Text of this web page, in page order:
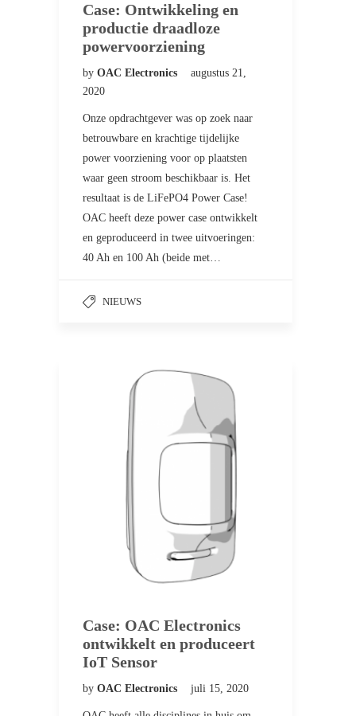
Case: Ontwikkeling en
productie draadloze
powervoorziening
by OAC Electronics
augustus 21,
2020
Onze opdrachtgever was op zoek naar
betrouwbare en krachtige tijdelijke
power voorziening voor op plaatsten
waar geen stroom beschikbaar is. Het
resultaat is de LiFePO4 Power Case!
OAC heeft deze power case ontwikkelt
en geproduceerd in twee uitvoeringen:
40 Ah en 100 Ah (beide met…
NIEUWS
Case: OAC Electronics
ontwikkelt en produceert
IoT Sensor
by OAC Electronics juli 15, 2020